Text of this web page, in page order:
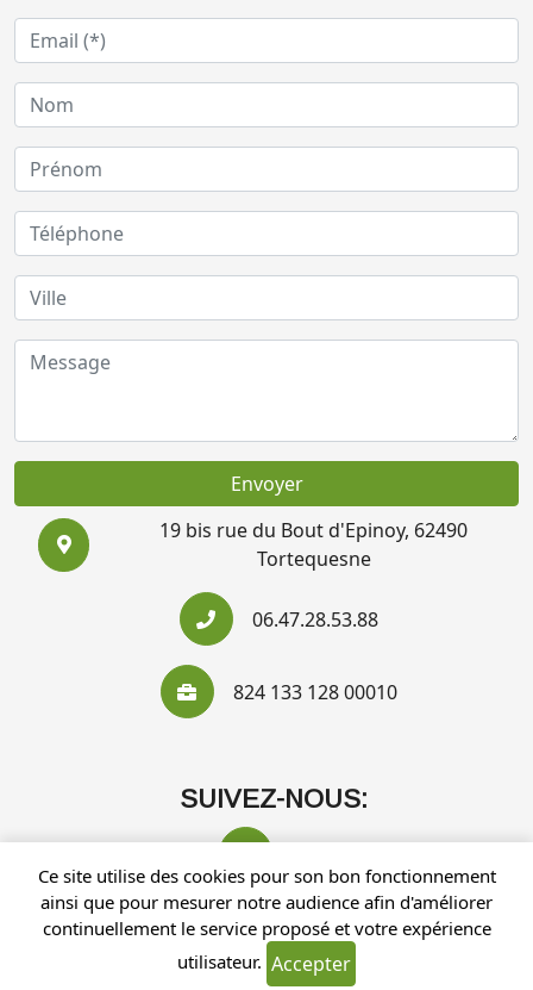
Envoyer
19 bis rue du Bout d'Epinoy, 62490
Tortequesne
06.47.28.53.88
824 133 128 00010
SUIVEZ-NOUS:
Recherches fréquentes
Ce site utilise des cookies pour son bon fonctionnement
ainsi que pour mesurer notre audience afin d'améliorer
continuellement le service proposé et votre expérience
utilisateur. Accepter